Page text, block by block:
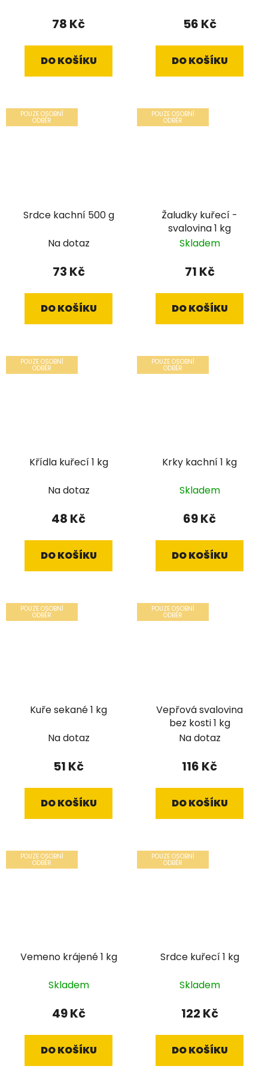
78 Kč
DO KOŠÍKU
56 Kč
DO KOŠÍKU
POUZE OSOBNÍ
ODBĚR
Srdce kachní 500 g
Na dotaz
73 Kč
DO KOŠÍKU
POUZE OSOBNÍ
ODBĚR
Žaludky kuřecí -
svalovina 1 kg
Skladem
71 Kč
DO KOŠÍKU
POUZE OSOBNÍ
ODBĚR
Křídla kuřecí 1 kg
Na dotaz
48 Kč
DO KOŠÍKU
POUZE OSOBNÍ
ODBĚR
Krky kachní 1 kg
Skladem
69 Kč
DO KOŠÍKU
POUZE OSOBNÍ
ODBĚR
Kuře sekané 1 kg
Na dotaz
51 Kč
DO KOŠÍKU
POUZE OSOBNÍ
ODBĚR
Vepřová svalovina
bez kosti 1 kg
Na dotaz
116 Kč
DO KOŠÍKU
POUZE OSOBNÍ
ODBĚR
Vemeno krájené 1 kg
Skladem
49 Kč
DO KOŠÍKU
POUZE OSOBNÍ
ODBĚR
Srdce kuřecí 1 kg
Skladem
122 Kč
DO KOŠÍKU